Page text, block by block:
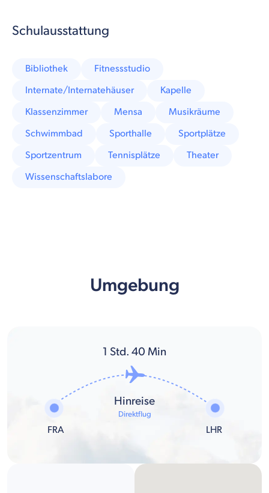
Schulausstattung
Bibliothek
Fitnessstudio
Internate/Internatehäuser
Kapelle
Klassenzimmer
Mensa
Musikräume
Schwimmbad
Sporthalle
Sportplätze
Sportzentrum
Tennisplätze
Theater
Wissenschaftslabore
Umgebung
1 Std. 40 Min
FRA
Hinreise
Direktflug
LHR